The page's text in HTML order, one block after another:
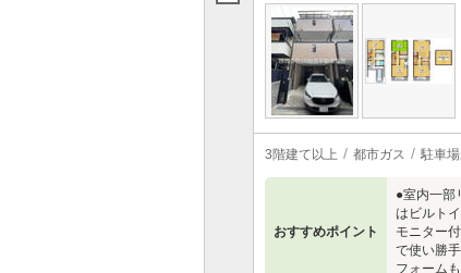
3階建て以上 都市ガス 駐車場
おすすめポイント
●室内一部
はビルト
モニター
で使い勝
フォーム